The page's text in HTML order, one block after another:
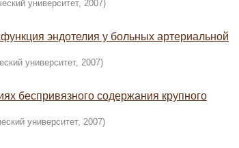
университет, 2007)
эндотелия у больных артериальной
университет, 2007)
беспривязного содержания крупного
университет, 2007)